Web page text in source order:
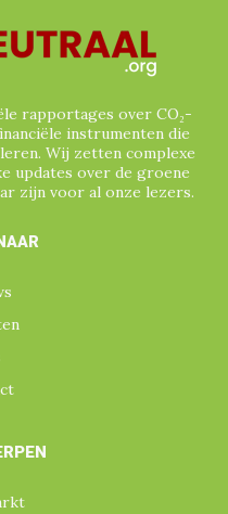
rapportages over CO₂-
instrumenten die
Wij zetten complexe
updates over de groene
zijn voor al onze lezers.